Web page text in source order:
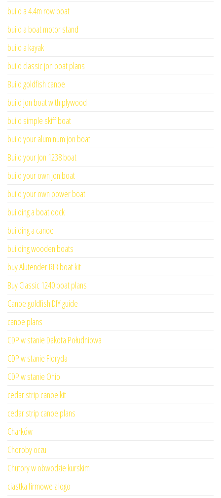
build a 4.4m row boat
build a boat motor stand
build a kayak
build classic jon boat plans
Build goldfish canoe
build jon boat with plywood
build simple skiff boat
build your aluminum jon boat
Build your Jon 1238 boat
build your own jon boat
build your own power boat
building a boat dock
building a canoe
building wooden boats
buy Alutender RIB boat kit
Buy Classic 1240 boat plans
Canoe goldfish DIY guide
canoe plans
CDP w stanie Dakota Południowa
CDP w stanie Floryda
CDP w stanie Ohio
cedar strip canoe kit
cedar strip canoe plans
Charków
Choroby oczu
Chutory w obwodzie kurskim
ciastka firmowe z logo